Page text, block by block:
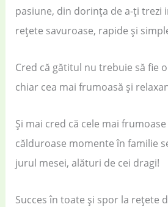
pasiune, din dorința de a-ți trezi
rețete savuroase, rapide și
Cred că gătitul nu trebuie să fie
chiar cea mai frumoasă și
Și mai cred că cele mai
călduroase momente în familie
jurul mesei, alături de cei dragi!
Succes în toate și spor la rețete